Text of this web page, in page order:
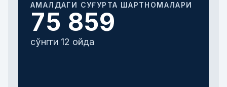
АМАЛДАГИ СУҒУРТА ШАРТНОМАЛАРИ
75 859
сўнгги 12 ойда